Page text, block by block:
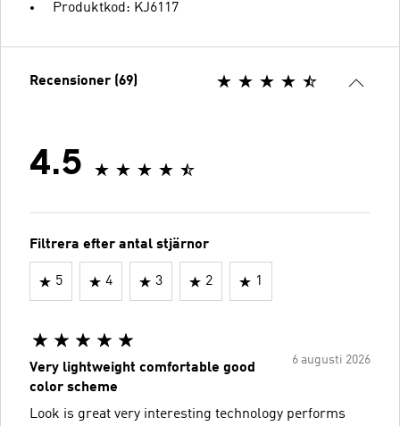
Produktkod: KJ6117
Recensioner (69)
4.5
Filtrera efter antal stjärnor
5 4 3 2 1
6 augusti 2026
Very lightweight comfortable good
color scheme
Look is great very interesting technology performs